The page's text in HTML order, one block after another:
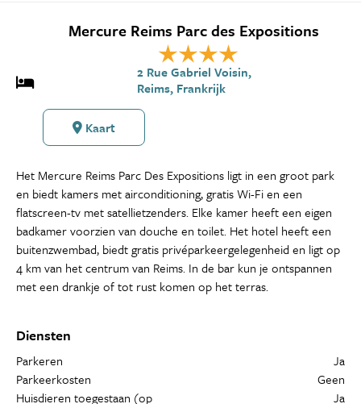
Mercure Reims Parc des Expositions
2 Rue Gabriel Voisin,
Reims, Frankrijk
Kaart
Het Mercure Reims Parc Des Expositions ligt in een groot park
en biedt kamers met airconditioning, gratis Wi-Fi en een
flatscreen-tv met satellietzenders. Elke kamer heeft een eigen
badkamer voorzien van douche en toilet. Het hotel heeft een
buitenzwembad, biedt gratis privéparkeergelegenheid en ligt op
4 km van het centrum van Reims. In de bar kun je ontspannen
met een drankje of tot rust komen op het terras.
Diensten
Parkeren
Ja
Parkeerkosten
Geen
Huisdieren toegestaan (op
Ja